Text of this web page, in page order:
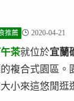
推薦 2020-04-21
茶就位於宜蘭
複合式園區
小來這悠閒逛